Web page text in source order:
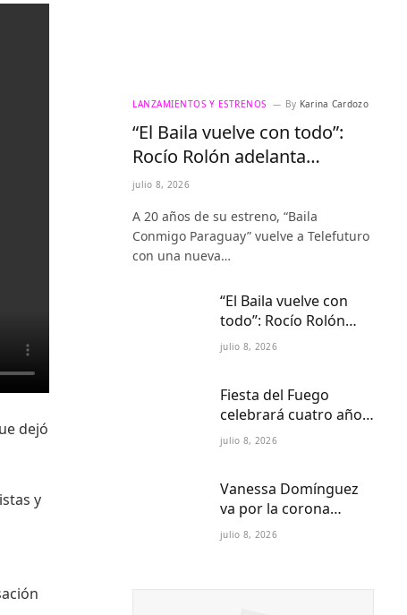
dejó
y
LANZAMIENTOS Y ESTRENOS By Karina Cardozo
“El Baila vuelve con todo”:
Rocío Rolón adelanta
detalles del regreso más
paraguaya
julio 8, 2026
A 20 años de su estreno, “Baila
Conmigo Paraguay” vuelve a Telefuturo
con una nueva…
“El Baila vuelve con
todo”: Rocío Rolón
adelanta detalles del
paraguaya
julio 8, 2026
Fiesta del Fuego
celebrará cuatro años
de Folklore Fusión en
julio 8, 2026
Vanessa Domínguez
va por la corona
internacional:
julio 8, 2026